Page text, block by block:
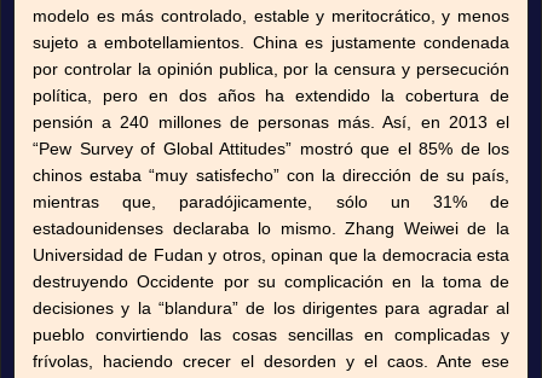
modelo es más controlado, estable y meritocrático, y menos
sujeto a embotellamientos. China es justamente condenada
por controlar la opinión publica, por la censura y persecución
política, pero en dos años ha extendido la cobertura de
pensión a 240 millones de personas más. Así, en 2013 el
“Pew Survey of Global Attitudes” mostró que el 85% de los
chinos estaba “muy satisfecho” con la dirección de su país,
mientras que, paradójicamente, sólo un 31% de
estadounidenses declaraba lo mismo. Zhang Weiwei de la
Universidad de Fudan y otros, opinan que la democracia esta
destruyendo Occidente por su complicación en la toma de
decisiones y la “blandura” de los dirigentes para agradar al
pueblo convirtiendo las cosas sencillas en complicadas y
frívolas, haciendo crecer el desorden y el caos. Ante ese